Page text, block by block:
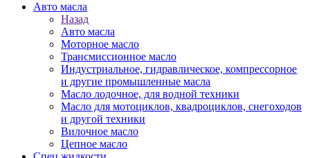
Авто масла
Назад
Авто масла
Моторное масло
Трансмиссионное масло
Индустриальное, гидравлическое, компрессорное
и другие промышленные масла
Масло лодочное, для водной техники
Масло для мотоциклов, квадроциклов, снегоходов
и другой техники
Вилочное масло
Цепное масло